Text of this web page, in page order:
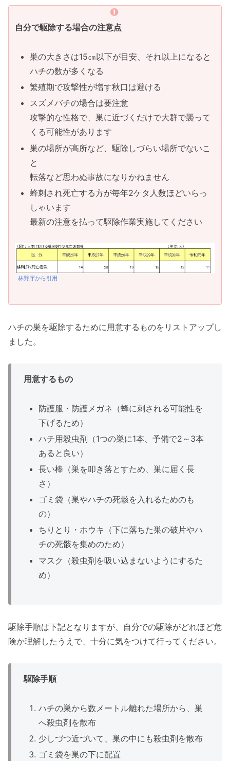
自分で駆除する場合の注意点
巣の大きさは15㎝以下が目安、それ以上になると
ハチの数が多くなる
繁殖期で攻撃性が増す秋口は避ける
スズメバチの場合は要注意
攻撃的な性格で、巣に近づくだけで大群で襲って
くる可能性があります
巣の場所が高所など、駆除しづらい場所でないこ
と
転落など思わぬ事故になりかねません
蜂刺され死亡する方が毎年2ケタ人数ほどいらっ
しゃいます
最新の注意を払って駆除作業実施してください
林野庁から引用
ハチの巣を駆除するために用意するものをリストアップし
ました。
用意するもの
防護服・防護メガネ（蜂に刺される可能性を
下げるため）
ハチ用殺虫剤（1つの巣に1本、予備で2～3本
あると良い）
長い棒（巣を叩き落とすため、巣に届く長
さ）
ゴミ袋（巣やハチの死骸を入れるためのも
の）
ちりとり・ホウキ（下に落ちた巣の破片やハ
チの死骸を集めのため）
マスク（殺虫剤を吸い込まないようにするた
め）
駆除手順は下記となりますが、自分での駆除がどれほど危
険か理解したうえで、十分に気をつけて行ってください。
駆除手順
ハチの巣から数メートル離れた場所から、巣
へ殺虫剤を散布
少しづつ近づいて、巣の中にも殺虫剤を散布
ゴミ袋を巣の下に配置